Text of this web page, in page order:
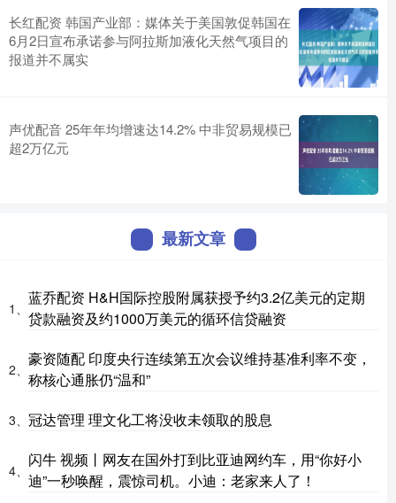
长红配资 韩国产业部：媒体关于美国敦促韩国在
6月2日宣布承诺参与阿拉斯加液化天然气项目的
报道并不属实
声优配音 25年年均增速达14.2% 中非贸易规模已
超2万亿元
最新文章
1、
蓝乔配资 H&H国际控股附属获授予约3.2亿美元的定期
贷款融资及约1000万美元的循环信贷融资
2、
豪资随配 印度央行连续第五次会议维持基准利率不变，
称核心通胀仍“温和”
3、 冠达管理 理文化工将没收未领取的股息
4、
闪牛 视频丨网友在国外打到比亚迪网约车，用“你好小
迪”一秒唤醒，震惊司机。小迪：老家来人了！